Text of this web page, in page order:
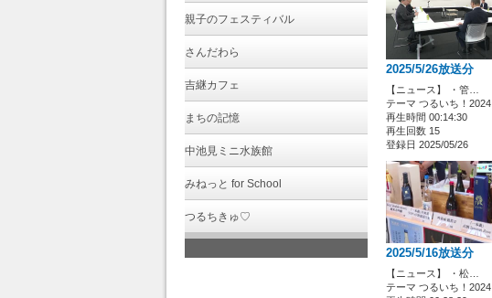
親子のフェスティバル
さんだわら
吉継カフェ
まちの記憶
中池見ミニ水族館
みねっと for School
つるちきゅ♡
2025/5/26放送分
【ニュース】 ・管…
テーマ つるいち！2024
再生時間 00:14:30
再生回数 15
登録日 2025/05/26
2025/5/16放送分
【ニュース】 ・松…
テーマ つるいち！2024